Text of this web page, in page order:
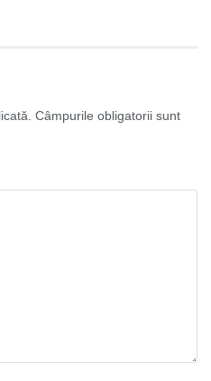
Câmpurile obligatorii sunt